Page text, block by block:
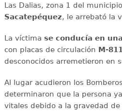
Las Dalias, zona 1 del
Sacatepéquez, le arrebató la
La víctima se conducía en
con placas de circulación M-
desconocidos arremetieron en
Al lugar acudieron los
determinaron que la persona
vitales debido a la gravedad de